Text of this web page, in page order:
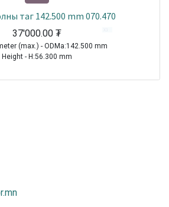
таг 142.500 mm 070.470
37'000.00₮
(max.) - ODMa:142.500 mm
Height - H:56.300 mm
Plus 2 Hub System|1970-2021
Series ( Disc Brakes 3745 )|1998-2010